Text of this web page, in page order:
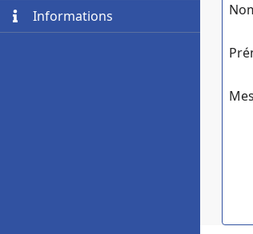
Informations